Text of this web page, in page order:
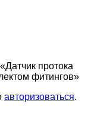
протока
фитингов»
авторизоваться.